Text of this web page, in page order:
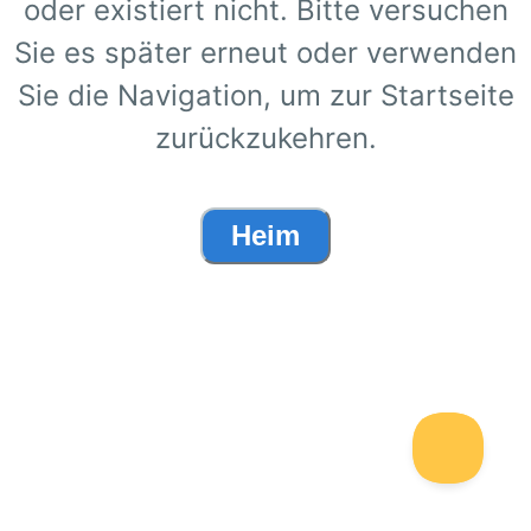
oder existiert nicht. Bitte versuchen
Sie es später erneut oder verwenden
Sie die Navigation, um zur Startseite
zurückzukehren.
Heim